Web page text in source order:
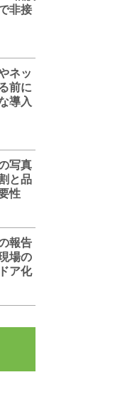
非接
ネッ
前に
導入
写真
と品
性
報告
場の
ア化